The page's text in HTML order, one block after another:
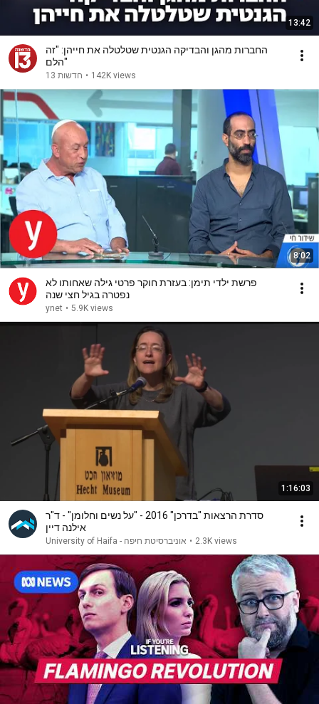
13:42
החברות מהגן והבדיקה הגנטית שטלטלה את חייהן: "זה
הלם"
חדשות 13 • 142K views
8:02
פרשת ילדי תימן: בעזרת חוקר פרטי גילה שאחותו לא
נפטרה בגיל חצי שנה
ynet • 5.9K views
1:16:03
סדרת הרצאות "בדרכן" 2016 - "על נשים וחלומן" - ד"ר
אילנה דיין
אוניברסיטת חיפה - University of Haifa • 2.3K views